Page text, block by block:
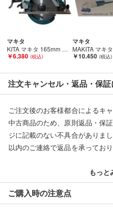
■弊社（株式会社オカモト）を装
い■
弊社（株式会社オカモト）の商
装サイト』を確認しておりますが
当店とは一切関係がございませ
マキタ
KITA マキタ 165mm マルノコ 5637BA Cランク
￥6,380
マキタ
￥10,450
注文キャンセル・返品・保
ご注文後のお客様都合によるキ
中古商品のため、原則返品・保
ジに記載のない不具合がありま
以内のご連絡で返品を承っており
配送料ともに当社負担で対応いた
※オンラインストアで購入頂い
できません。また、商品の修理
もっと
ご購入時の注意点